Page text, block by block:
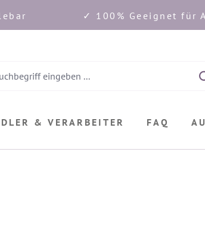
✓ 100% Geeignet für
& VERARBEITER FAQ